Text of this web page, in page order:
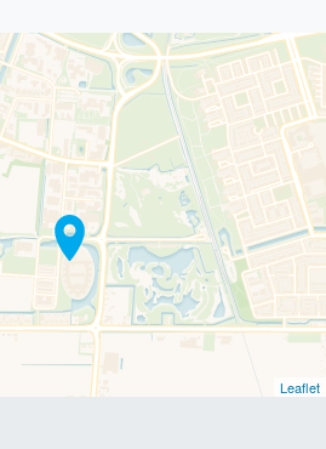
Leaflet